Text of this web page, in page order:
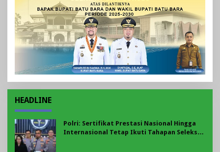
HEADLINE
Polri: Sertifikat Prestasi Nasional Hingga
Internasional Tetap Ikuti Tahapan Seleksi